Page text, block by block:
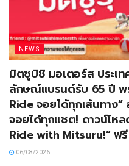
NEWS
มิตซูบิชิ มอเตอร์ส ประเ
ลักษณ์แบรนด์รับ 65 ปี พ
Ride จอยได้ทุกเส้นทาง”
จอยได้ทุกแชต! ดาวน์โห
Ride with Mitsuru!” ฟ
06/08/2026